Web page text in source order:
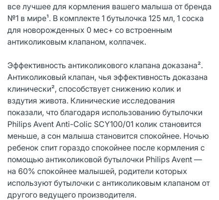
все лучшее для кормления вашего малыша от бренда
№1 в мире¹. В комплекте 1 бутылочка 125 мл, 1 соска
для новорожденных 0 мес+ со встроенным
антиколиковым клапаном, колпачек.
Эффективность антиколикового клапана доказана².
Антиколиковый клапан, чья эффективность доказана
клинически², способствует снижению колик и
вздутия живота. Клинические исследования
показали, что благодаря использованию бутылочки
Philips Avent Anti-Colic SCY100/01 колик становится
меньше, а сон малыша становится спокойнее. Ночью
ребенок спит гораздо спокойнее после кормления с
помощью антиколиковой бутылочки Philips Avent —
на 60% спокойнее малышей, родители которых
используют бутылочки с антиколиковым клапаном от
другого ведущего производителя.